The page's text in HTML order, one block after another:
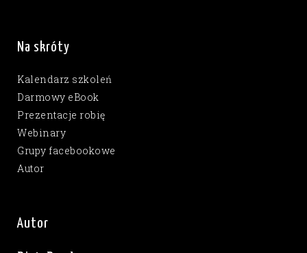
Na skróty
Kalendarz szkoleń
Darmowy eBook
Prezentacje robię
Webinary
Grupy facebookowe
Autor
Autor